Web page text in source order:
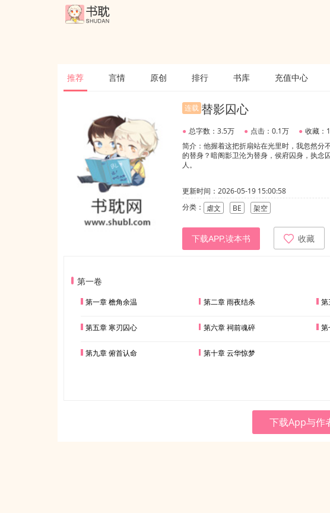
推荐 言情 原创 排行 书库 充值中心
连载 替影囚心
● 总字数：3.5万 ● 点击：0.1万 ● 收藏：
简介：他握着这把折扇站在光里时，我忽然分
的替身？暗阁影卫沦为替身，侯府囚身，执念
人。
更新时间：2026-05-19 15:00:58
分类：
虐文 BE 架空
下载APP,读本书 收藏
第一卷
第一章 檐角余温 第二章 雨夜结杀 第
第五章 寒刃囚心 第六章 祠前魂碎 第
第九章 俯首认命 第十章 云华惊梦
下载App与作